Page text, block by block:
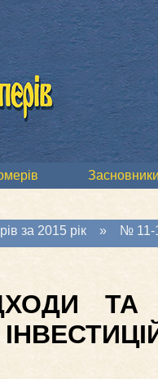
за 2015 рік » № 11-
ТА